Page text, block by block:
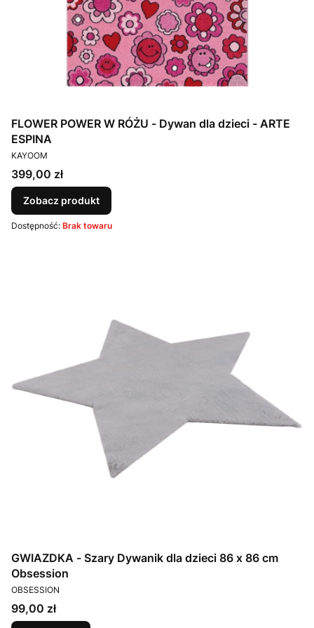
FLOWER POWER W RÓŻU - Dywan dla dzieci - ARTE
ESPINA
PRODUCENT
KAYOOM
Cena
399,00 zł
Zobacz produkt
Dostępność: Brak towaru
GWIAZDKA - Szary Dywanik dla dzieci 86 x 86 cm
Obsession
PRODUCENT
OBSESSION
Cena
99,00 zł